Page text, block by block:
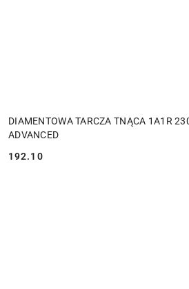
DIAMENTOWA TARCZA TNĄCA 1A1R
ADVANCED
Cena:
192.10